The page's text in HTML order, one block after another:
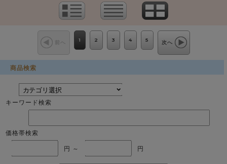
前へ 1 2 3 4 5 次へ
商品検索
キーワード検索
価格帯検索
円 ～ 円